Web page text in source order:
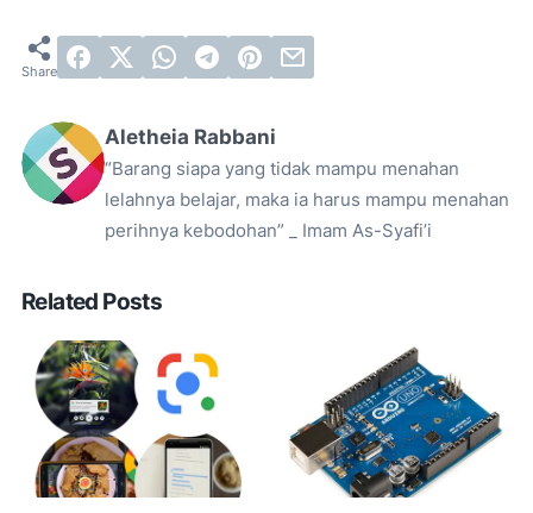
Aletheia Rabbani
“Barang siapa yang tidak mampu menahan
lelahnya belajar, maka ia harus mampu menahan
perihnya kebodohan” _ Imam As-Syafi’i
Related Posts